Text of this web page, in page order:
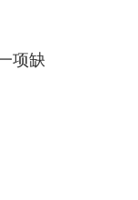
项缺